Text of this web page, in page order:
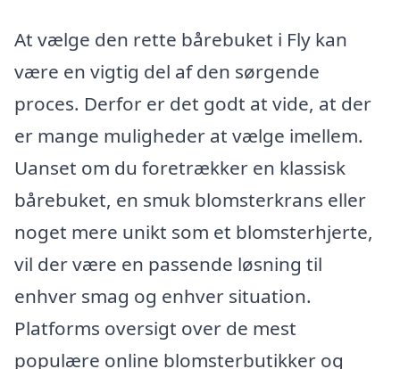
At vælge den rette bårebuket i Fly kan
være en vigtig del af den sørgende
proces. Derfor er det godt at vide, at der
er mange muligheder at vælge imellem.
Uanset om du foretrækker en klassisk
bårebuket, en smuk blomsterkrans eller
noget mere unikt som et blomsterhjerte,
vil der være en passende løsning til
enhver smag og enhver situation.
Platforms oversigt over de mest
populære online blomsterbutikker og